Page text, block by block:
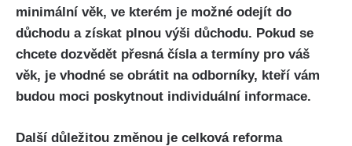
minimální věk, ve kterém je možné odejít do
důchodu a získat plnou výši důchodu. Pokud se
chcete dozvědět přesná čísla a termíny pro váš
věk, je vhodné se obrátit na odborníky, kteří vám
budou moci poskytnout individuální informace.
Další důležitou změnou je celková reforma